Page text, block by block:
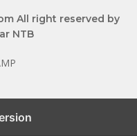
All right reserved by
NTB